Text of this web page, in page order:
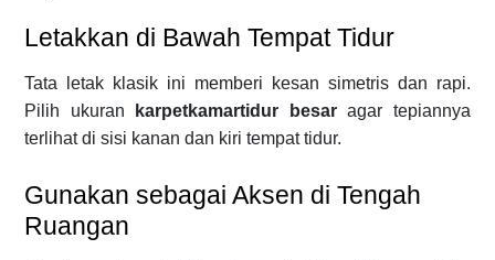
Letakkan di Bawah Tempat Tidur
Tata letak klasik ini memberi kesan simetris dan rapi.
Pilih ukuran
karpetkamartidur besaragar tepiannya
terlihat di sisi kanan dan kiri tempat tidur.
Gunakan sebagai Aksen di Tengah
Ruangan